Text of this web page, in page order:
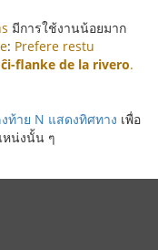
มีการใช้งานน้อยมาก
: Prefere restu
ĉi-flanke de la rivero.
ท้าย N แสดงทิศทาง เพื่อ
หน่งนั้น ๆ